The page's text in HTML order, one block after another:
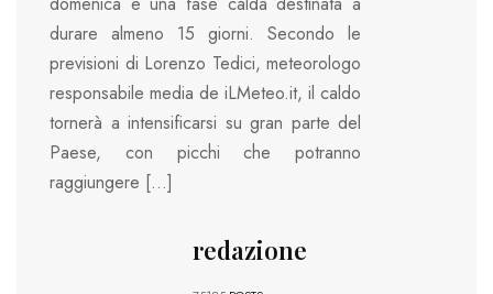
durare almeno 15 giorni. Secondo le
previsioni di Lorenzo Tedici, meteorologo
responsabile media de iLMeteo.it, il caldo
tornerà a intensificarsi su gran parte del
Paese, con picchi che potranno
raggiungere […]
redazione